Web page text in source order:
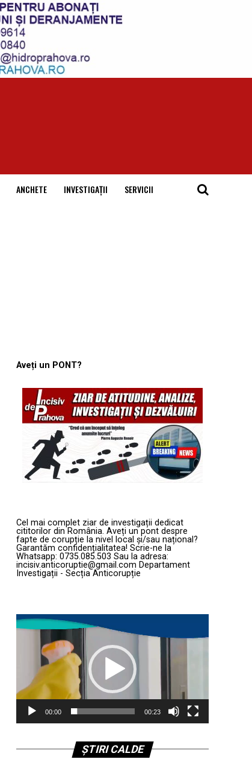
ANCHETE INVESTIGAȚII SERVICII
Aveți un PONT?
Cel mai complet ziar de investigații dedicat
cititorilor din România. Aveți un pont despre
fapte de corupție la nivel local și/sau național?
Garantăm confidențialitatea! Scrie-ne la
Whatsapp: 0735.085.503 Sau la adresa:
incisiv.anticoruptie@gmail.com Departament
Investigații - Secția Anticorupție
Player
video
00:00 00:23
ȘTIRI CALDE